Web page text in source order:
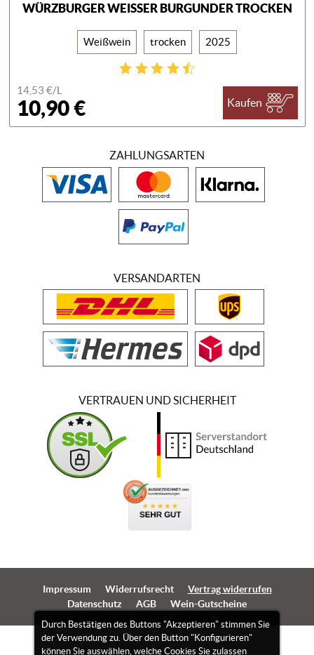
WÜRZBURGER WEISSER BURGUNDER TROCKEN
Weißwein trocken 2025
14,53 €/L
10,90 € Kaufen
Durch Bestätigen des Buttons "Akzeptieren" stimmen Sie
der Verwendung zu. Über den Button "Konfigurieren"
können Sie auswählen, welche Cookies Sie zulassen
ZAHLUNGSARTEN
VERSANDARTEN
VERTRAUEN UND SICHERHEIT
Impressum Widerrufsrecht
Vertrag widerrufen
Datenschutz
AGB Wein-Gutscheine